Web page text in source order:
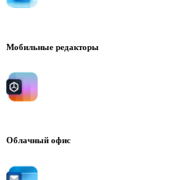
Мобильные редакторы
Облачный офис